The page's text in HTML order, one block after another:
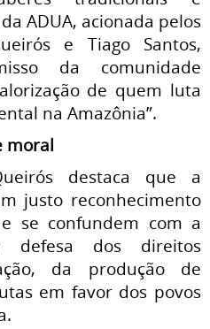
ADUA, acionada pelos
e Tiago Santos,
da comunidade
de quem luta
na Amazônia”.
moral
destaca que a
justo reconhecimento
se confundem com a
defesa dos direitos
da produção de
em favor dos povos